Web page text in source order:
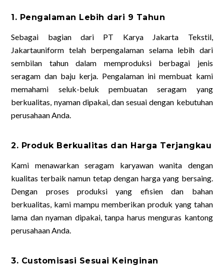
1. Pengalaman Lebih dari 9 Tahun
Sebagai bagian dari PT Karya Jakarta Tekstil,
Jakartauniform telah berpengalaman selama lebih dari
sembilan tahun dalam memproduksi berbagai jenis
seragam dan baju kerja. Pengalaman ini membuat kami
memahami seluk-beluk pembuatan seragam yang
berkualitas, nyaman dipakai, dan sesuai dengan kebutuhan
perusahaan Anda.
2. Produk Berkualitas dan Harga Terjangkau
Kami menawarkan seragam karyawan wanita dengan
kualitas terbaik namun tetap dengan harga yang bersaing.
Dengan proses produksi yang efisien dan bahan
berkualitas, kami mampu memberikan produk yang tahan
lama dan nyaman dipakai, tanpa harus menguras kantong
perusahaan Anda.
3. Customisasi Sesuai Keinginan